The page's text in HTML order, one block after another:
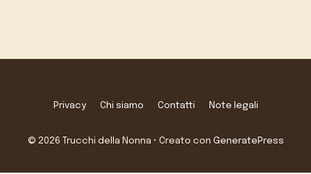
Privacy Chi siamo Contatti Note legali
© 2026 Trucchi della Nonna • Creato con GeneratePress